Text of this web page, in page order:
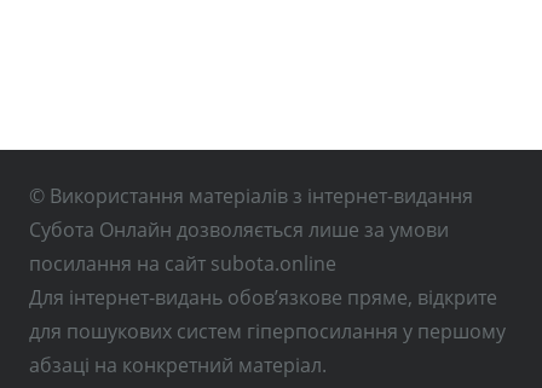
© Використання матеріалів з інтернет-видання
Субота Онлайн дозволяється лише за умови
посилання на сайт subota.online
Для інтернет-видань обов’язкове пряме, відкрите
для пошукових систем гіперпосилання у першому
абзаці на конкретний матеріал.